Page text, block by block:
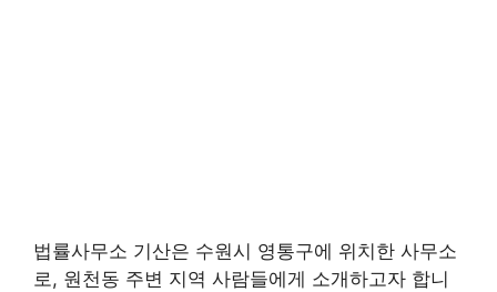
법률사무소 기산은 수원시 영통구에 위치한 사무소
로, 원천동 주변 지역 사람들에게 소개하고자 합니